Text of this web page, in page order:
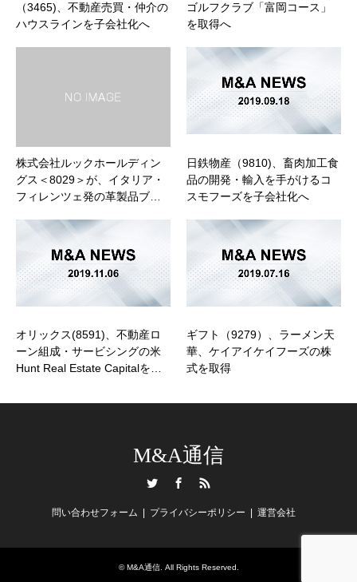
（3465)、不動産売買・仲介の
ハウスラインを子会社化へ
ゴルフクラブ「富岡コース」
を取得へ
株式会社ルックホールディン
グス＜8029＞が、イタリア・
フィレンツェ発の革製品ブ…
日鉄物産（9810)、畜肉加工食
品の開発・輸入を手がけるコ
スモフーズを子会社化へ
オリックス(8591)、不動産ロ
ーン組成・サービシングの米
Hunt Real Estate Capitalを…
ギフト（9279）、ラーメン天
華、ケイアイケイフーズの株
式を取得
M&A通信
問い合わせフォーム プライバシーポリシー 運営会社
© M&A通信. All Rights Reserved.